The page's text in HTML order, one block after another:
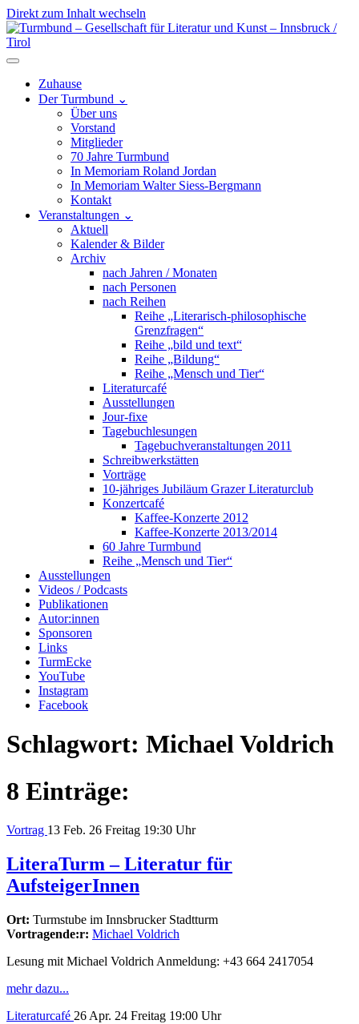
Direkt zum Inhalt wechseln
Hauptnavigation
Zuhause
Der Turmbund ⌄
Über uns
Vorstand
Mitglieder
70 Jahre Turmbund
In Memoriam Roland Jordan
In Memoriam Walter Siess-Bergmann
Kontakt
Veranstaltungen ⌄
Aktuell
Kalender & Bilder
Archiv
nach Jahren / Monaten
nach Personen
nach Reihen
Reihe „Literarisch-philosophische
Grenzfragen“
Reihe „bild und text“
Reihe „Bildung“
Reihe „Mensch und Tier“
Literaturcafé
Ausstellungen
Jour-fixe
Tagebuchlesungen
Tagebuchveranstaltungen 2011
Schreibwerkstätten
Vorträge
10-jähriges Jubiläum Grazer Literaturclub
Konzertcafé
Kaffee-Konzerte 2012
Kaffee-Konzerte 2013/2014
60 Jahre Turmbund
Reihe „Mensch und Tier“
Ausstellungen
Videos / Podcasts
Publikationen
Autor:innen
Sponsoren
Links
TurmEcke
YouTube
Instagram
Facebook
Schlagwort: Michael Voldrich
8 Einträge:
Vortrag 13 Feb. 26 Freitag 19:30 Uhr
LiteraTurm – Literatur für
AufsteigerInnen
Ort: Turmstube im Innsbrucker Stadtturm
Vortragende:r: Michael Voldrich
Lesung mit Michael Voldrich Anmeldung: +43 664 2417054
mehr dazu...
Literaturcafé 26 Apr. 24 Freitag 19:00 Uhr